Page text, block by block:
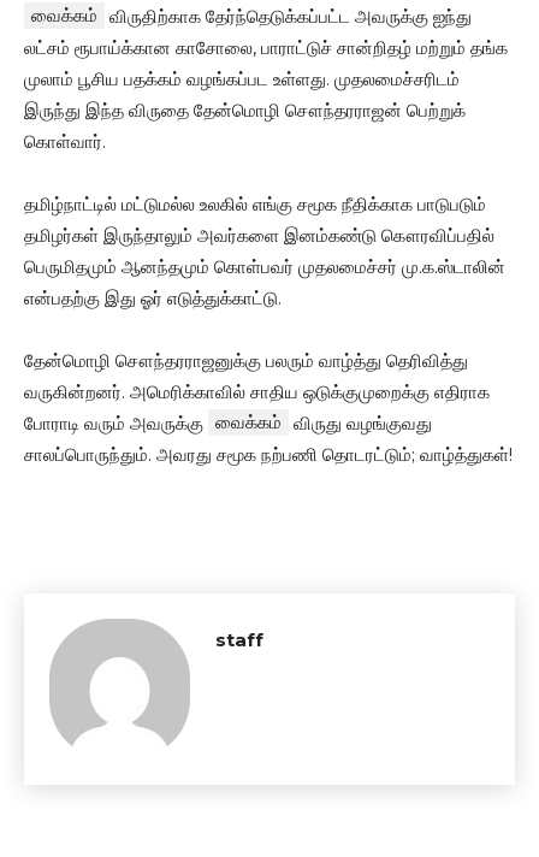
வைக்கம்
விருதிற்காக தேர்ந்தெடுக்கப்பட்ட அவருக்கு ஐந்து
லட்சம் ரூபாய்க்கான காசோலை, பாராட்டுச் சான்றிதழ் மற்றும் தங்க
முலாம் பூசிய பதக்கம் வழங்கப்பட உள்ளது. முதலமைச்சரிடம்
இருந்து இந்த விருதை தேன்மொழி சௌந்தரராஜன் பெற்றுக்
கொள்வார்.
தமிழ்நாட்டில் மட்டுமல்ல உலகில் எங்கு சமூக நீதிக்காக பாடுபடும்
தமிழர்கள் இருந்தாலும் அவர்களை இனம்கண்டு கௌரவிப்பதில்
பெருமிதமும் ஆனந்தமும் கொள்பவர் முதலமைச்சர் மு.க.ஸ்டாலின்
என்பதற்கு இது ஓர் எடுத்துக்காட்டு.
தேன்மொழி சௌந்தரராஜனுக்கு பலரும் வாழ்த்து தெரிவித்து
வருகின்றனர். அமெரிக்காவில் சாதிய ஒடுக்குமுறைக்கு எதிராக
போராடி வரும் அவருக்கு வைக்கம்
விருது வழங்குவது
சாலப்பொருந்தும். அவரது சமூக நற்பணி தொடரட்டும்; வாழ்த்துகள்!
staff